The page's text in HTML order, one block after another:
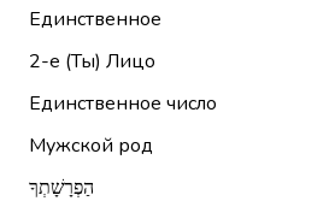
Единственное
2-е (Ты) Лицо
Единственное число
Мужской род
הַפְרָשָׁתְךָ